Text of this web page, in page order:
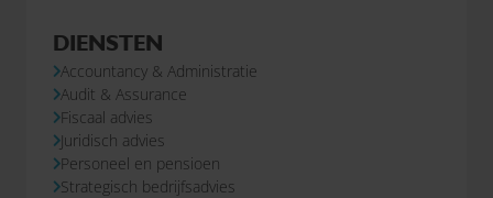
DIENSTEN
Accountancy & Administratie
Audit & Assurance
Fiscaal advies
Juridisch advies
Personeel en pensioen
Strategisch bedrijfsadvies